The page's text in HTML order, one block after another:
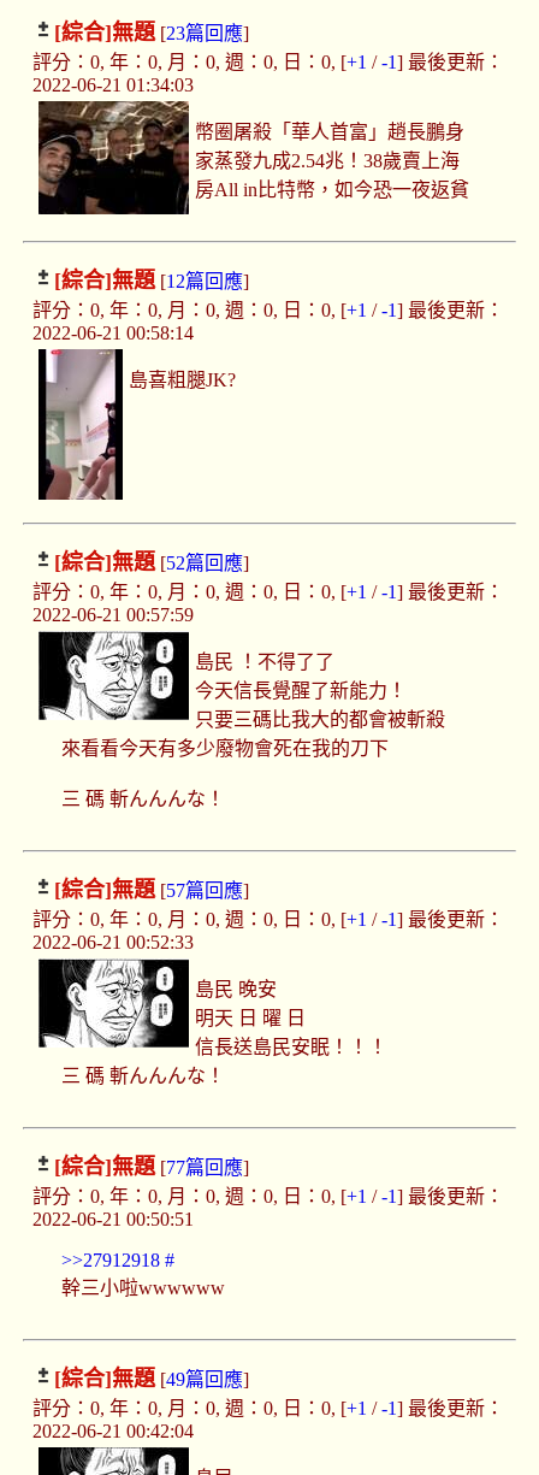
[綜合]無題[23篇回應]
評分：0, 年：0, 月：0, 週：0, 日：0, [+1 /-1] 最後更新：
2022-06-21 01:34:03
幣圈屠殺「華人首富」趙長鵬身
家蒸發九成2.54兆！38歲賣上海
房All in比特幣，如今恐一夜返貧
[綜合]無題[12篇回應]
評分：0, 年：0, 月：0, 週：0, 日：0, [+1 /-1] 最後更新：
2022-06-21 00:58:14
島喜粗腿JK?
[綜合]無題[52篇回應]
評分：0, 年：0, 月：0, 週：0, 日：0, [+1 /-1] 最後更新：
2022-06-21 00:57:59
島民 ！不得了了
今天信長覺醒了新能力！
只要三碼比我大的都會被斬殺
來看看今天有多少廢物會死在我的刀下
三 碼 斬んんんな！
[綜合]無題[57篇回應]
評分：0, 年：0, 月：0, 週：0, 日：0, [+1 /-1] 最後更新：
2022-06-21 00:52:33
島民 晚安
明天 日 曜 日
信長送島民安眠！！！
三 碼 斬んんんな！
[綜合]無題[77篇回應]
評分：0, 年：0, 月：0, 週：0, 日：0, [+1 /-1] 最後更新：
2022-06-21 00:50:51
>>27912918#
幹三小啦wwwwww
[綜合]無題[49篇回應]
評分：0, 年：0, 月：0, 週：0, 日：0, [+1 /-1] 最後更新：
2022-06-21 00:42:04